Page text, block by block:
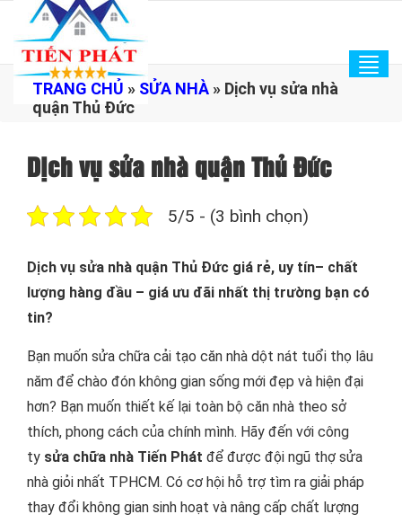
TRANG CHỦ » SỬA NHÀ » Dịch vụ sửa nhà
quận Thủ Đức
Dịch vụ sửa nhà quận Thủ Đức
5/5 - (3 bình chọn)
Dịch vụ sửa nhà quận Thủ Đức giá rẻ, uy tín– chất
lượng hàng đầu – giá ưu đãi nhất thị trường bạn có
tin?
Bạn muốn sửa chữa cải tạo căn nhà dột nát tuổi thọ lâu
năm để chào đón không gian sống mới đẹp và hiện đại
hơn? Bạn muốn thiết kế lại toàn bộ căn nhà theo sở
thích, phong cách của chính mình. Hãy đến với công
ty sửa chữa nhà Tiến Phát để được đội ngũ thợ sửa
nhà giỏi nhất TPHCM. Có cơ hội hỗ trợ tìm ra giải pháp
thay đổi không gian sinh hoạt và nâng cấp chất lượng